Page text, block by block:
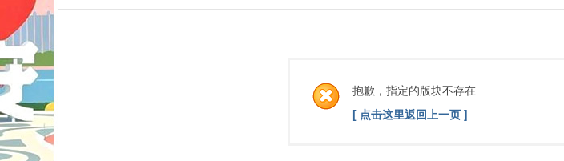
抱歉，指定的版块不存在
[ 点击这里返回上一页 ]